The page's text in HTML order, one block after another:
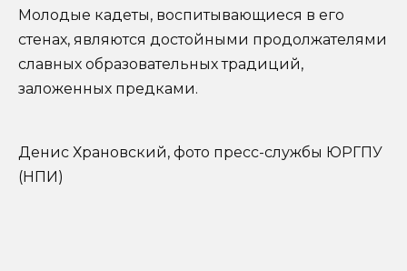
Молодые кадеты, воспитывающиеся в его
стенах, являются достойными продолжателями
славных образовательных традиций,
заложенных предками.
Денис Храновский, фото пресс-службы ЮРГПУ
(НПИ)